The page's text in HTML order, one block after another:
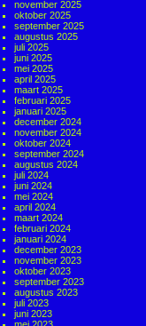
november 2025
oktober 2025
september 2025
augustus 2025
juli 2025
juni 2025
mei 2025
april 2025
maart 2025
februari 2025
januari 2025
december 2024
november 2024
oktober 2024
september 2024
augustus 2024
juli 2024
juni 2024
mei 2024
april 2024
maart 2024
februari 2024
januari 2024
december 2023
november 2023
oktober 2023
september 2023
augustus 2023
juli 2023
juni 2023